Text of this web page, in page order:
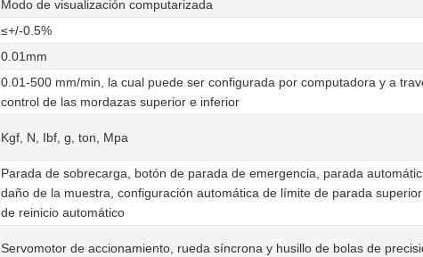
Modo de visualización computarizada
≤+/-0.5%
0.01mm
0.01-500 mm/min, la cual puede ser configurada por computadora y a
control de las mordazas superior e inferior
Kgf, N, Ibf, g, ton, Mpa
Parada de sobrecarga, botón de parada de emergencia, parada
daño de la muestra, configuración automática de límite de parada
de reinicio automático
Servomotor de accionamiento, rueda síncrona y husillo de bolas de